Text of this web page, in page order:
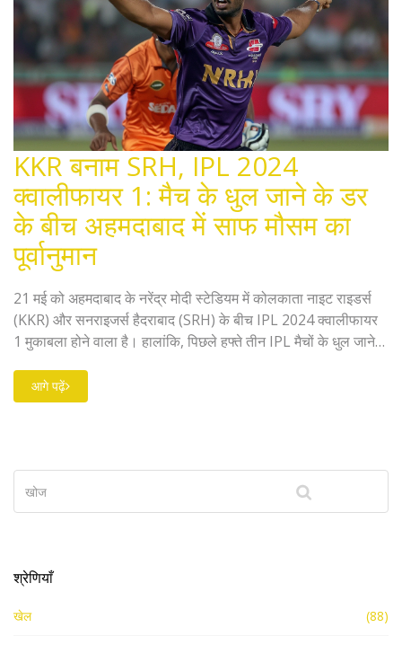
KKR बनाम SRH, IPL 2024
क्वालीफायर 1: मैच के धुल जाने के डर
के बीच अहमदाबाद में साफ मौसम का
पूर्वानुमान
21 मई को अहमदाबाद के नरेंद्र मोदी स्टेडियम में कोलकाता नाइट राइडर्स
(KKR) और सनराइजर्स हैदराबाद (SRH) के बीच IPL 2024 क्वालीफायर
1 मुकाबला होने वाला है। हालांकि, पिछले हफ्ते तीन IPL मैचों के धुल जाने
के मौसम पूर्वानुमान में दिन और शाम के समय साफ आसमान और बारिश की
0% संभावना दिखाई दे रही है।
आगे पढ़ें
श्रेणियाँ
खेल (88)